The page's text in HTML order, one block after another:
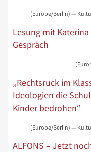
(Europe/Berlin) —
Lesung mit
Gespräch
„Rechtsruck im
Ideologien die
Kinder bedrohen“
(Europe/Berlin) —
ALFONS – Jetzt